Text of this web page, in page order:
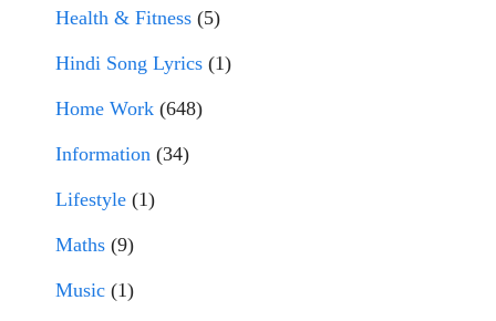
Health & Fitness (5)
Hindi Song Lyrics (1)
Home Work (648)
Information (34)
Lifestyle (1)
Maths (9)
Music (1)